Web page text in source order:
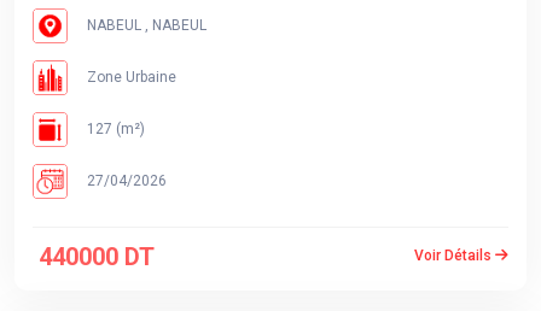
NABEUL , NABEUL
Zone Urbaine
127 (m²)
27/04/2026
440000 DT Voir Détails